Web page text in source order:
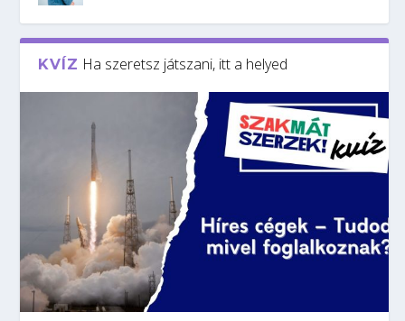
KVÍZ Ha szeretsz játszani, itt a helyed